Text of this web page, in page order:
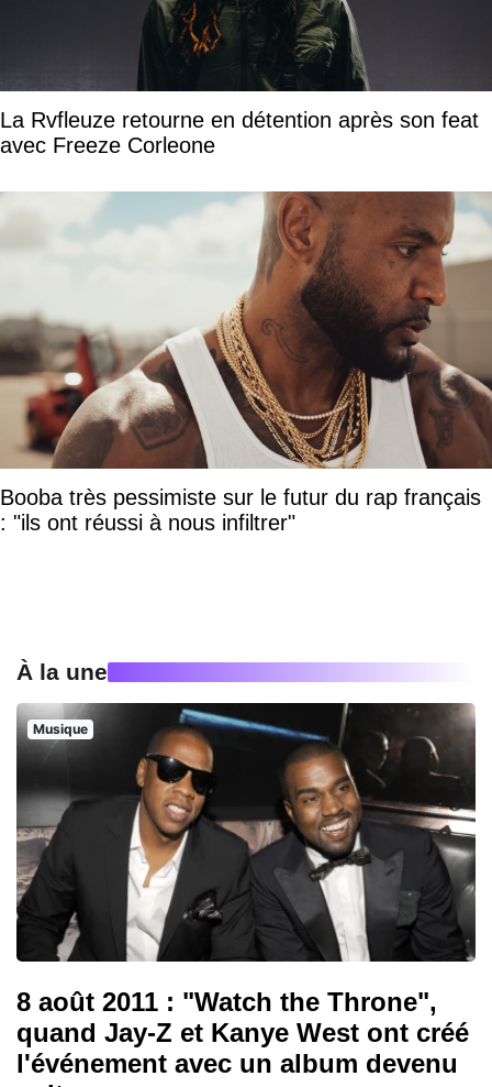
La Rvfleuze retourne en détention après son feat
avec Freeze Corleone
Booba très pessimiste sur le futur du rap français
: "ils ont réussi à nous infiltrer"
À la une
Musique
8 août 2011 : "Watch the Throne",
quand Jay-Z et Kanye West ont créé
l'événement avec un album devenu